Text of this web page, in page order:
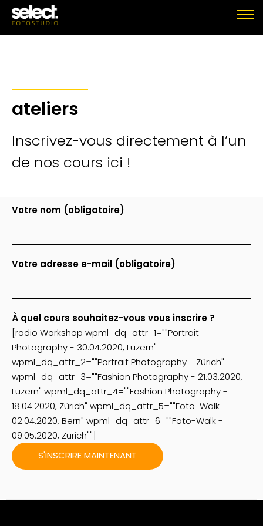
ateliers
Inscrivez-vous directement à l’un
de nos cours ici !
Votre nom (obligatoire)
Votre adresse e-mail (obligatoire)
À quel cours souhaitez-vous vous inscrire ?
[radio Workshop wpml_dq_attr_1=""Portrait
Photography - 30.04.2020, Luzern"
wpml_dq_attr_2=""Portrait Photography - Zürich"
wpml_dq_attr_3=""Fashion Photography - 21.03.2020,
Luzern" wpml_dq_attr_4=""Fashion Photography -
18.04.2020, Zürich" wpml_dq_attr_5=""Foto-Walk -
02.04.2020, Bern" wpml_dq_attr_6=""Foto-Walk -
09.05.2020, Zürich""]